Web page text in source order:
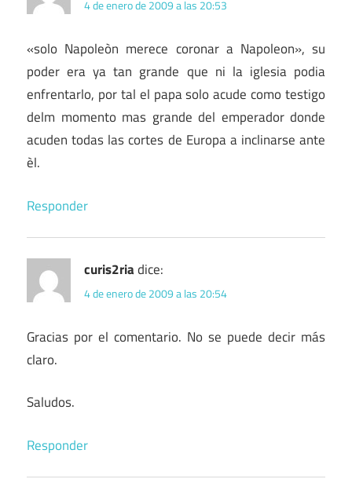
4 de enero de 2009 a las 20:53
«solo Napoleòn merece coronar a Napoleon», su
poder era ya tan grande que ni la iglesia podia
enfrentarlo, por tal el papa solo acude como testigo
delm momento mas grande del emperador donde
acuden todas las cortes de Europa a inclinarse ante
èl.
Responder
curis2riadice:
4 de enero de 2009 a las 20:54
Gracias por el comentario. No se puede decir más
claro.
Saludos.
Responder